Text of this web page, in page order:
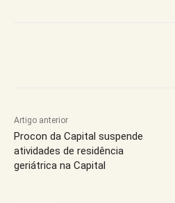
Artigo anterior
Procon da Capital suspende
atividades de residência
geriátrica na Capital